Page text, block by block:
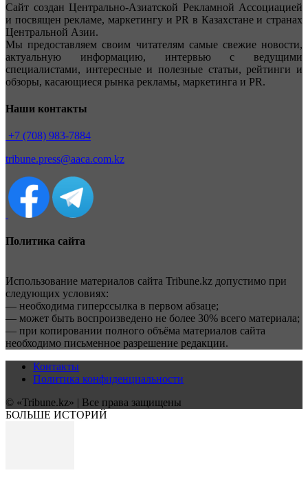
Сайт создан Центрально-Азиатской Рекламной Ассоциацией
и посвящен рекламе, маркетингу и PR в Казахстане и странах
Центральной Азии.
Мы предоставляем своим читателям самые свежие новости,
актуальную информацию, интервью с ведущими
специалистами, интересные и полезные статьи, рейтинги и
обзоры, касающиеся рынка рекламы, маркетинга и PR.
Наши контакты
+7 (708) 983-7884
tribune.press@aaca.com.kz
Политика сайта
Использование материалов сайта Tribune.kz допустимо при
следующих условиях:
— необходима гиперссылка в первом абзаце;
— может быть воспроизведено не более 30% всего материала;
— при копировании полного объёма материалов сайта
необходимо письменное разрешение редакции.
Контакты
Политика конфиденциальности
© «Tribune.kz» | Все права защищены
БОЛЬШЕ ИСТОРИЙ